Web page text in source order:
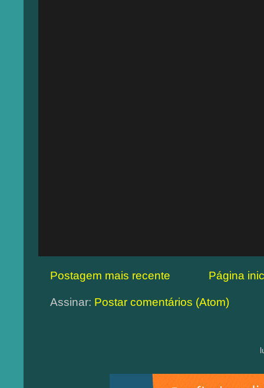
Postagem mais recente Página
Assinar: Postar comentários (Atom)